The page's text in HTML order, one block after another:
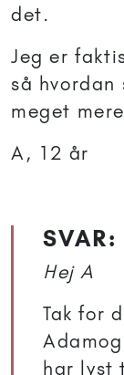
det.
Jeg er
så hvordan
meget
A, 12 år
SVAR:
Hej A
Tak for
har lyst